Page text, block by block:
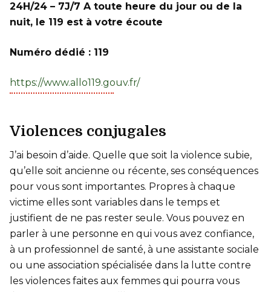
24H/24 – 7J/7 A toute heure du jour ou de la
nuit, le 119 est à votre écoute
Numéro dédié : 119
https://www.allo119.gouv.fr/
Violences conjugales
J’ai besoin d’aide. Quelle que soit la violence subie,
qu’elle soit ancienne ou récente, ses conséquences
pour vous sont importantes. Propres à chaque
victime elles sont variables dans le temps et
justifient de ne pas rester seule. Vous pouvez en
parler à une personne en qui vous avez confiance,
à un professionnel de santé, à une assistante sociale
ou une association spécialisée dans la lutte contre
les violences faites aux femmes qui pourra vous